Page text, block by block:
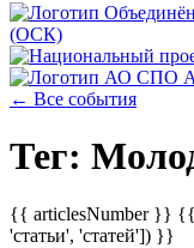
← Все события
Тег:
{{ articlesNumber }} {{
'статьи', 'статей']) }}